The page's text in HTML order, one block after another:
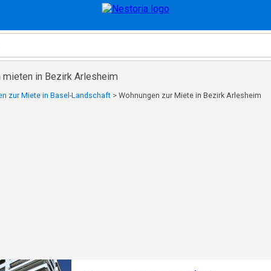
mieten in Bezirk Arlesheim
zur Miete in Basel-Landschaft > Wohnungen zur Miete in Bezirk Arlesheim